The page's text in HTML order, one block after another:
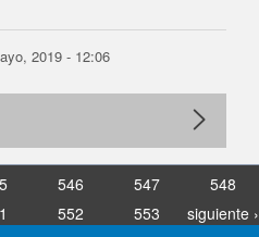
2019 - 12:06
546 547
548
552 553
siguiente ›